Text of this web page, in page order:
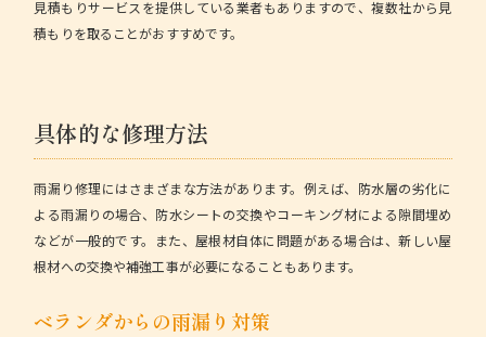
見積もりサービスを提供している業者もありますので、複数社から見
積もりを取ることがおすすめです。
具体的な修理方法
雨漏り修理にはさまざまな方法があります。例えば、防水層の劣化に
よる雨漏りの場合、防水シートの交換やコーキング材による隙間埋め
などが一般的です。また、屋根材自体に問題がある場合は、新しい屋
根材への交換や補強工事が必要になることもあります。
ベランダからの雨漏り対策